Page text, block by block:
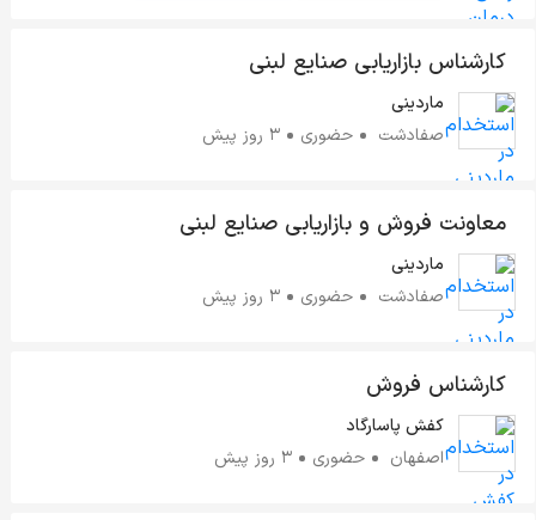
کارشناس بازاریابی صنایع لبنی
ماردینی
صفادشت
حضوری 3 روز پیش
معاونت فروش و بازاریابی صنایع لبنی
ماردینی
صفادشت
حضوری 3 روز پیش
کارشناس فروش
کفش پاسارگاد
اصفهان
حضوری 3 روز پیش